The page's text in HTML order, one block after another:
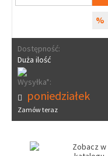
%
Dostępność:
Duża ilość
Wysyłka*:
poniedziałek
Zamów teraz
Zobacz w